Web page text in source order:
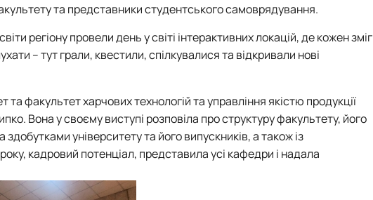
та представники студентського самоврядування.
регіону провели день у світі інтерактивних локацій, де кожен зміг
– тут грали, квестили, спілкувалися та відкривали нові
факультет харчових технологій та управління якістю продукції
Вона у своєму виступі розповіла про структуру факультету, його
університету та його випускників, а також із
кадровий потенціал, представила усі кафедри і надала